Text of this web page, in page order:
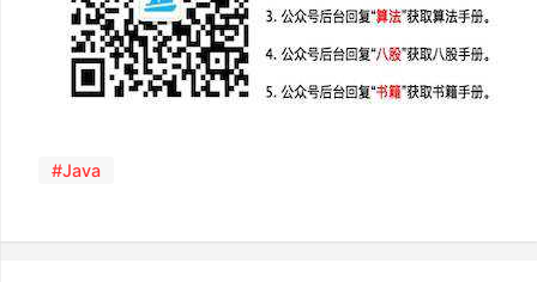
#Java